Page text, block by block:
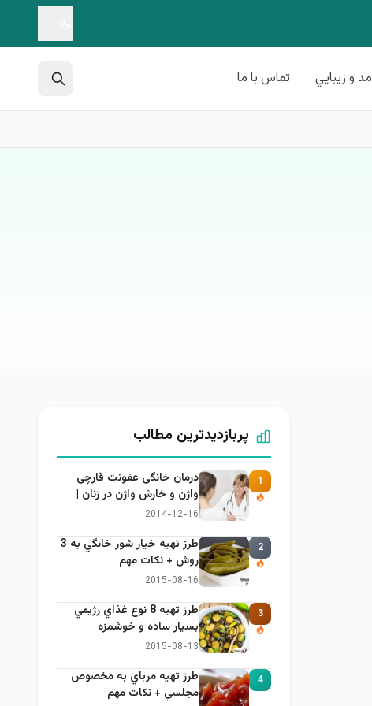
مد و زيبايي تماس با ما
پربازدیدترین مطالب
1
درمان خانگی عفونت قارچی
واژن و خارش واژن در زنان |
راهنمای کامل، ایمن و کاربردی
2014-12-16
2
طرز تهيه خیار شور خانگي به 3
روش + نكات مهم
2015-08-16
3
طرز تهيه 8 نوع غذاي رژيمي
بسيار ساده و خوشمزه
2015-08-13
4
طرز تهيه مرباي به مخصوص
مجلسي + نكات مهم